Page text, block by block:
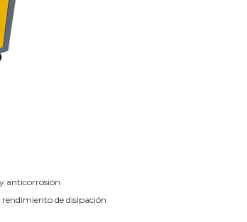
anticorrosión
de disipación